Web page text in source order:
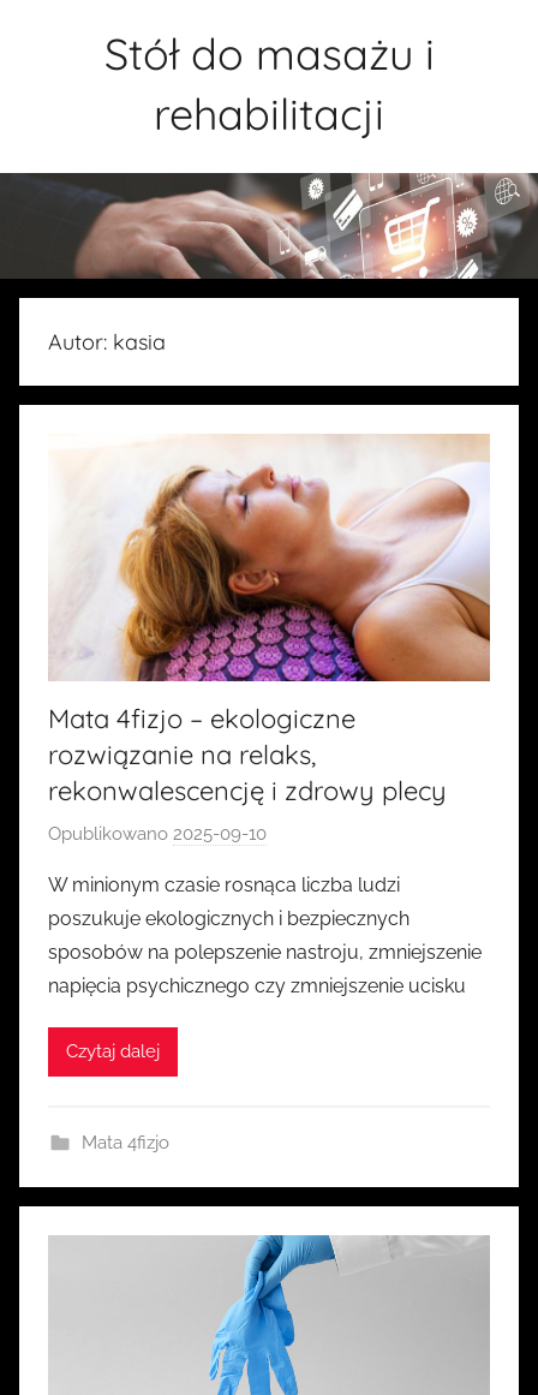
Stół do masażu i
rehabilitacji
Autor: kasia
Mata 4fizjo – ekologiczne
rozwiązanie na relaks,
rekonwalescencję i zdrowy plecy
Opublikowano 2025-09-10
z
e
z
k
W minionym czasie rosnąca liczba ludzi
poszukuje ekologicznych i bezpiecznych
sposobów na polepszenie nastroju, zmniejszenie
napięcia psychicznego czy zmniejszenie ucisku
Czytaj dalej
Mata 4fizjo